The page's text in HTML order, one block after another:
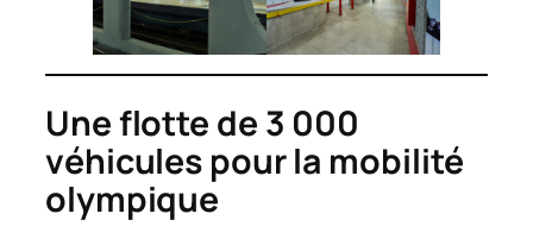
Une flotte de 3 000
véhicules pour la mobilité
olympique